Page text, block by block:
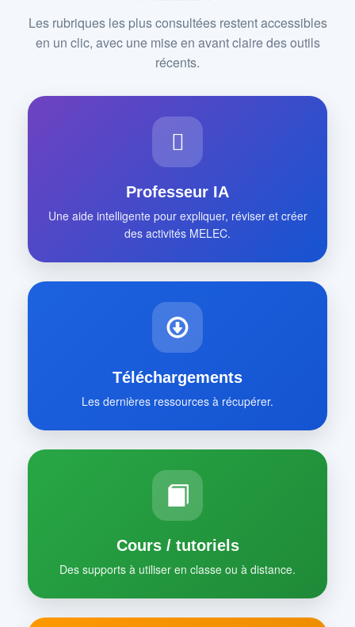
Les rubriques les plus consultées restent accessibles
en un clic, avec une mise en avant claire des outils
récents.
Professeur IA
Une aide intelligente pour expliquer, réviser et créer
des activités MELEC.
Téléchargements
Les dernières ressources à récupérer.
Cours / tutoriels
Des supports à utiliser en classe ou à distance.